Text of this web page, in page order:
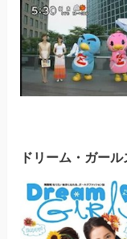
ドリーム・ガール